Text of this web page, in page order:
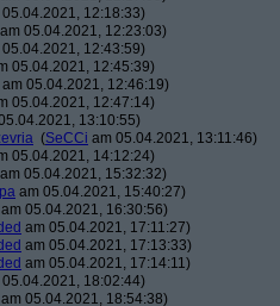
12:18:33)
am 05.04.2021, 12:23:03)
12:43:59)
05.04.2021, 12:45:39)
am 05.04.2021, 12:46:19)
05.04.2021, 12:47:14)
13:10:55)
(SeCCi am 05.04.2021, 13:11:46)
05.04.2021, 14:12:24)
am 05.04.2021, 15:32:32)
am 05.04.2021, 15:40:27)
am 05.04.2021, 16:30:56)
am 05.04.2021, 17:11:27)
am 05.04.2021, 17:13:33)
am 05.04.2021, 17:14:11)
18:02:44)
am 05.04.2021, 18:54:38)